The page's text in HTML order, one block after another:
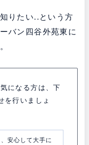
りたい..という方
バン四谷外苑東に
になる方は、下
を行いましょ
安心して大手に